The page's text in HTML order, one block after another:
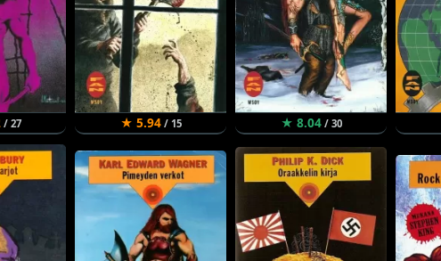
/ 27 ★ 5.94/ 15 ★ 8.04/ 30